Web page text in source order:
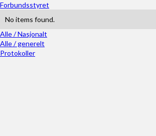
Forbundsstyret
No items found.
Alle / Nasjonalt
Alle / generelt
Protokoller